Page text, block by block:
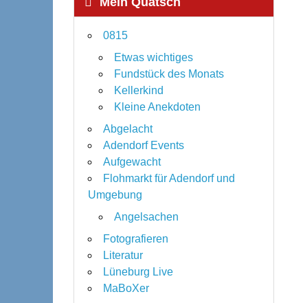
0815
Etwas wichtiges
Fundstück des Monats
Kellerkind
Kleine Anekdoten
Abgelacht
Adendorf Events
Aufgewacht
Flohmarkt für Adendorf und
Umgebung
Angelsachen
Fotografieren
Literatur
Lüneburg Live
MaBoXer